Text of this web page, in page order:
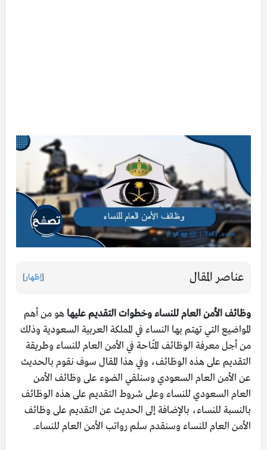
عناصر المقال [إظهار]
وظائف الأمن العام للنساء وخطوات التقديم عليها هو من أهم
المواضيع التي تهتم بها النساء في المملكة العربية السعودية وذلك
من أجل معرفة الوظائف المُتاحة في الأمن العام للنساء وطريقة
التقديم على هذه الوظائف، وفي هذا المقال سوف نقوم بالحديث
عن الأمن العام السعودي وسنلقي الضوء على وظائف الأمن
العام السعودي للنساء وعلى شروط التقديم على هذه الوظائف
بالنسبة للنساء، بالإضافة إلى الحديث عن التقديم على وظائف
الأمن العام للنساء وسنقدم سلم رواتب الأمن العام للنساء.